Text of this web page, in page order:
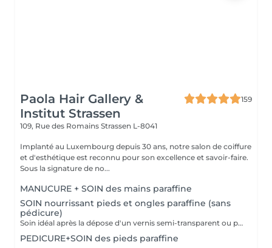
Paola Hair Gallery &
Institut Strassen
159
109, Rue des Romains Strassen L-8041
Implanté au Luxembourg depuis 30 ans, notre salon de coiffure
et d'esthétique est reconnu pour son excellence et savoir-faire.
Sous la signature de no...
MANUCURE + SOIN des mains paraffine
SOIN nourrissant pieds et ongles paraffine (sans
pédicure)
Soin idéal après la dépose d'un vernis semi-transparent ou pour simplement nourrir les pieds et les ongles
PEDICURE+SOIN des pieds paraffine